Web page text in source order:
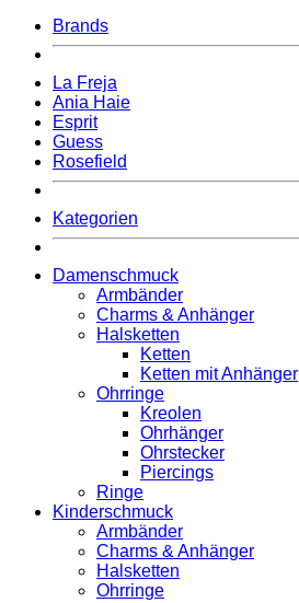
Brands
La Freja
Ania Haie
Esprit
Guess
Rosefield
Kategorien
Damenschmuck
Armbänder
Charms & Anhänger
Halsketten
Ketten
Ketten mit Anhänger
Ohrringe
Kreolen
Ohrhänger
Ohrstecker
Piercings
Ringe
Kinderschmuck
Armbänder
Charms & Anhänger
Halsketten
Ohrringe